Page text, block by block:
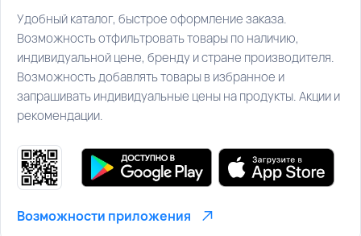
Удобный каталог, быстрое оформление заказа.
Возможность отфильтровать товары по наличию,
индивидуальной цене, бренду и стране производителя.
Возможность добавлять товары в избранное и
запрашивать индивидуальные цены на продукты. Акции и
рекомендации.
Возможности приложения